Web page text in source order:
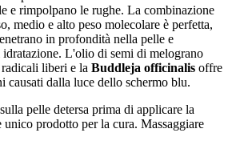
e rimpolpano le rughe. La combinazione
medio e alto peso molecolare è perfetta,
in profondità nella pelle e
idratazione. L'olio di semi di melograno
liberi e la Buddleja officinalis offre
causati dalla luce dello schermo blu.
pelle detersa prima di applicare la
prodotto per la cura. Massaggiare